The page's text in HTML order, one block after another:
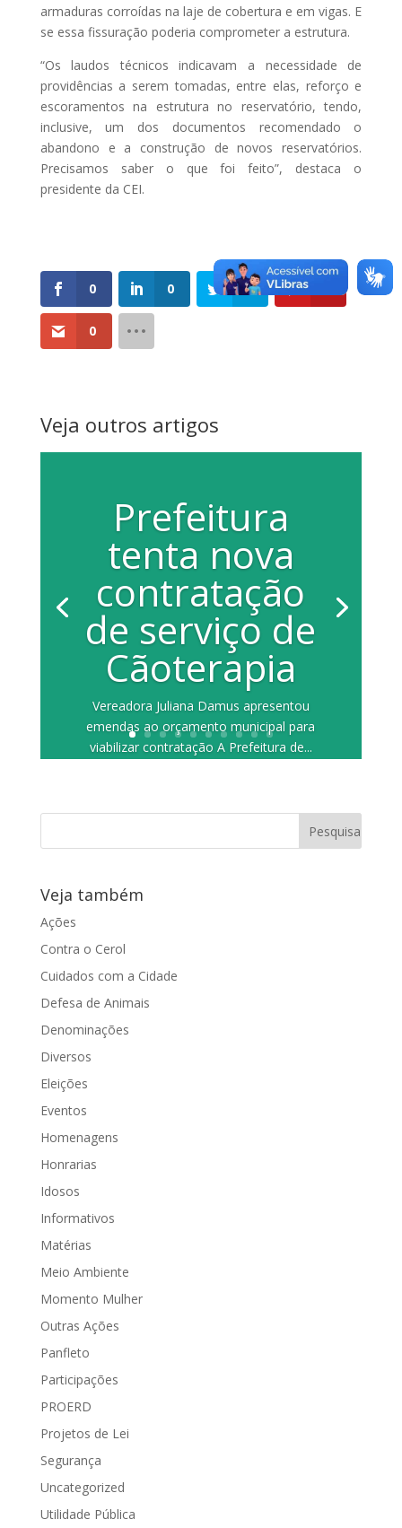
armaduras corroídas na laje de cobertura e em vigas. E
se essa fissuração poderia comprometer a estrutura.
“Os laudos técnicos indicavam a necessidade de
providências a serem tomadas, entre elas, reforço e
escoramentos na estrutura no reservatório, tendo,
inclusive, um dos documentos recomendado o
abandono e a construção de novos reservatórios.
Precisamos saber o que foi feito”, destaca o
presidente da CEI.
0 0 0
0
Veja outros artigos
Prefeitura
tenta nova
contratação
de serviço de
Cãoterapia
Vereadora Juliana Damus apresentou
emendas ao orçamento municipal para
viabilizar contratação A Prefeitura de...
Veja também
Ações
Contra o Cerol
Cuidados com a Cidade
Defesa de Animais
Denominações
Diversos
Eleições
Eventos
Homenagens
Honrarias
Idosos
Informativos
Matérias
Meio Ambiente
Momento Mulher
Outras Ações
Panfleto
Participações
PROERD
Projetos de Lei
Segurança
Uncategorized
Utilidade Pública